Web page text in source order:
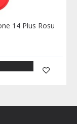
14 Plus Rosu